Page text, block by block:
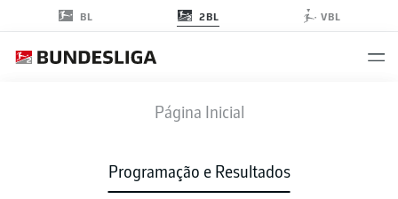
BL 2BL VBL
Página Inicial
Programação e Resultados
HSV F95
2 0